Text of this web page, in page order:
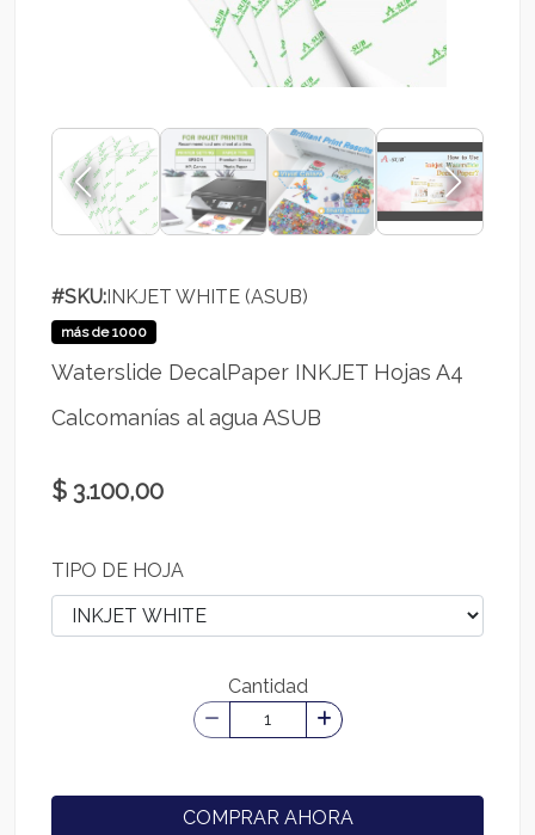
#SKU:INKJET WHITE (ASUB)
más de 1000
Waterslide DecalPaper INKJET Hojas A4
Calcomanías al agua ASUB
$ 3.100,00
TIPO DE HOJA
Cantidad
COMPRAR AHORA